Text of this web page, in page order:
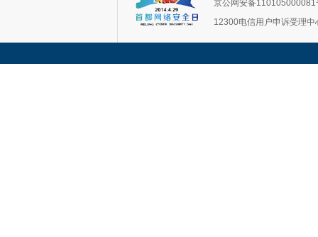
京公网安备110105000081
12300电信用户申诉受理中